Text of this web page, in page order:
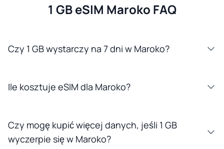
1 GB eSIM Maroko FAQ
Czy 1 GB wystarczy na 7 dni w Maroko?
Ile kosztuje eSIM dla Maroko?
Czy mogę kupić więcej danych, jeśli 1 GB
wyczerpie się w Maroko?